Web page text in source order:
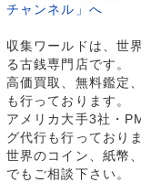
チャンネル」へ
収集ワールドは、世
る古銭専門店です。
高価買取、無料鑑定
も行っております。
アメリカ大手3社・
グ代行も行っておりま
世界のコイン、紙幣
でもご相談下さい。